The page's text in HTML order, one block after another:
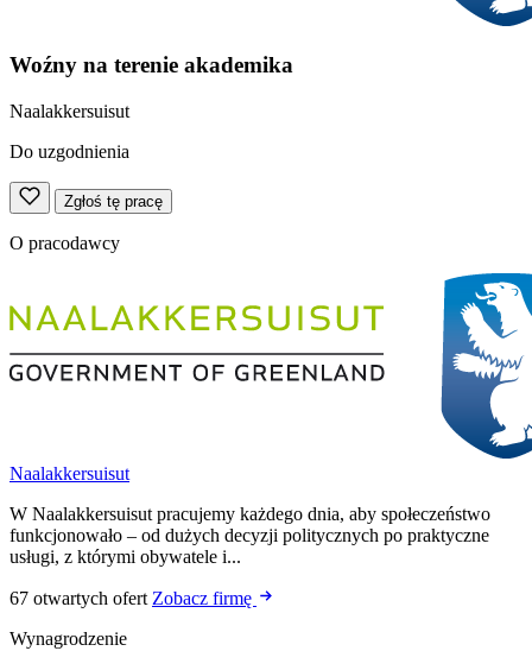
Woźny na terenie akademika
Naalakkersuisut
Do uzgodnienia
Zgłoś tę pracę
O pracodawcy
Naalakkersuisut
W Naalakkersuisut pracujemy każdego dnia, aby społeczeństwo
funkcjonowało – od dużych decyzji politycznych po praktyczne
usługi, z którymi obywatele i...
67 otwartych ofert Zobacz firmę
Wynagrodzenie